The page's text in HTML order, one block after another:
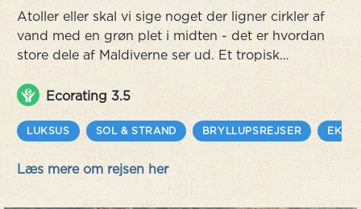
Atoller eller skal vi sige noget der ligner cirkler af
vand med en grøn plet i midten - det er hvordan
store dele af Maldiverne ser ud. Et tropisk
paradis uden alt for mange moderne
forstyrrelser. Velkommen til Baros - et eksklusivt
boutiquehotel med personlig og diskret service.
Ecorating 3.5
LUKSUS SOL & STRAND BRYLLUPSREJSER
Læs mere om rejsen her